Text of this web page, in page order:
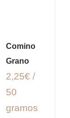
Comino
Grano
2,25€ /
50
gramos